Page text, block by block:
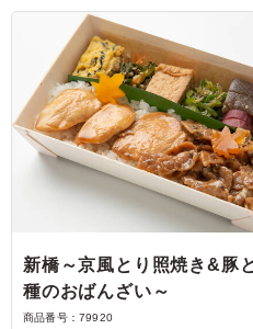
新橋～京風とり照焼き&豚
種のおばんざい～
商品番号： 79920